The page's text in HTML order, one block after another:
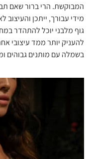
המבוקשת. הרי ברור שאם
מידי עבורך, ייתכן
גוף מלבני יוכל להתהדר
להעניק יותר ממד עיצובי
בשמלה עם מותנים גבוהים